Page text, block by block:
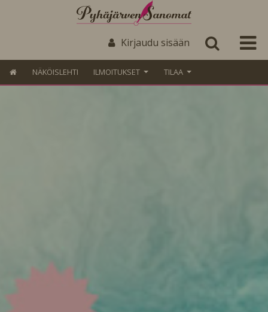
Kirjaudu sisään
NÄKÖISLEHTI ILMOITUKSET TILAA